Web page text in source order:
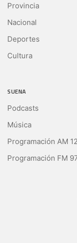
Provincia
Nacional
Deportes
Cultura
SUENA
Podcasts
Música
Programación AM
Programación FM